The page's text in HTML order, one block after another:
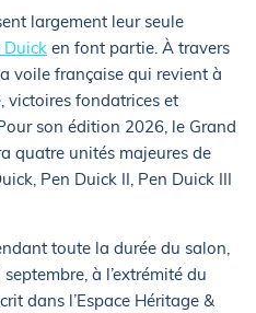
largement leur seule
Duick en font partie. À travers
voile française qui revient à
victoires fondatrices et
son édition 2026, le Grand
quatre unités majeures de
Pen Duick II, Pen Duick III
toute la durée du salon,
à l’extrémité du
dans l’Espace Héritage &